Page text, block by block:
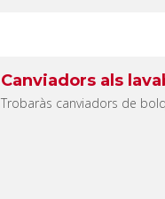
Canviadors als
Trobaràs canviadors de